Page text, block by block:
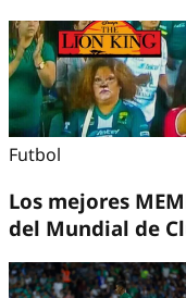
Futbol
Los mejores
del Mundial de